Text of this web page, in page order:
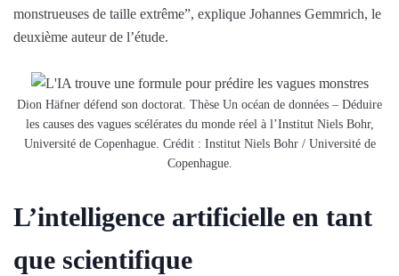
monstrueuses de taille extrême”, explique Johannes Gemmrich, le
deuxième auteur de l’étude.
Dion Häfner défend son doctorat. Thèse Un océan de données – Déduire
les causes des vagues scélérates du monde réel à l’Institut Niels Bohr,
Université de Copenhague. Crédit : Institut Niels Bohr / Université de
Copenhague.
L’intelligence artificielle en tant
que scientifique